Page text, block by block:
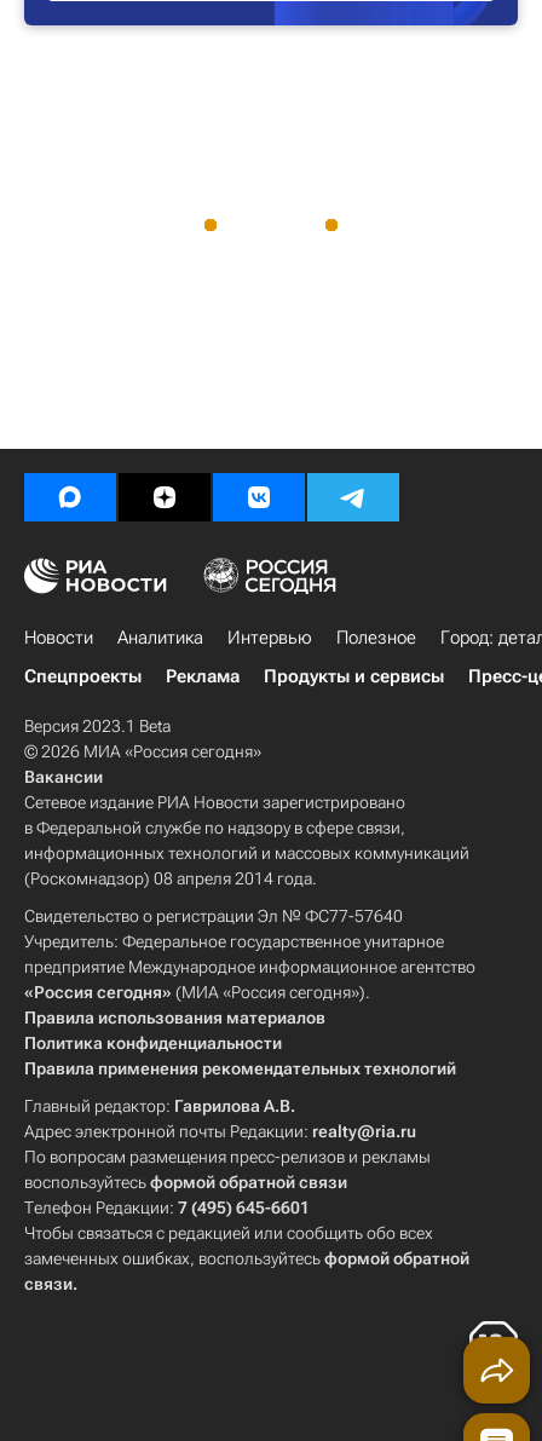
Новости Аналитика Интервью Полезное
Город:
Спецпроекты
Реклама Продукты и сервисы Пресс-
Версия 2023.1 Beta
© 2026 МИА «Россия сегодня»
Вакансии
Сетевое издание РИА Новости зарегистрировано
в Федеральной службе по надзору в сфере связи,
информационных технологий и массовых коммуникаций
(Роскомнадзор) 08 апреля 2014 года.
Свидетельство о регистрации Эл № ФС77-57640
Учредитель: Федеральное государственное унитарное
предприятие Международное информационное агентство
«Россия сегодня» (МИА «Россия сегодня»).
Правила использования материалов
Политика конфиденциальности
Правила применения рекомендательных технологий
Главный редактор: Гаврилова А.В.
Адрес электронной почты Редакции: realty@ria.ru
По вопросам размещения пресс-релизов и рекламы
воспользуйтесьформой обратной связи
Телефон Редакции: 7 (495) 645-6601
Чтобы связаться с редакцией или сообщить обо всех
замеченных ошибках, воспользуйтесьформой обратной
связи.